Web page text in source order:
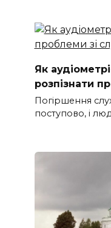
Як
розпізнати
Погіршення
поступово, і